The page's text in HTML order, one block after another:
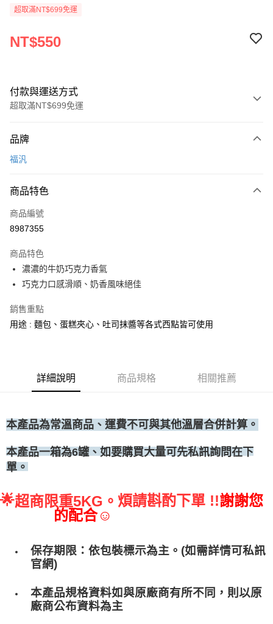
超取滿NT$699免運
NT$550
付款與運送方式
超取滿NT$699免運
信用卡一次付款
運送方式
• 付款後全家取貨
• 付款後7-11取貨
每筆NT$60，滿NT$699(含以上)免運費
每筆NT$250
品牌
福汎
商品特色
商品編號
8987355
商品特色
濃濃的牛奶巧克力香氣
巧克力口感滑順、奶香風味絕佳
銷售重點
用途 : 麵包、蛋糕夾心、吐司抹醬等各式西點皆可使用
詳細說明 商品規格 相關推薦
本產品為常溫商品、運費不可與其他溫層合併計算。
本產品一箱為6罐、如要購買大量可先私訊詢問在下
單。
🌟超商限重5KG。 煩請斟酌下單 !!謝謝您
的配合☺
保存期限：依包裝標示為主。(如需詳情可私訊
官網)
本產品規格資料如與原廠商有所不同，則以原
廠商公布資料為主